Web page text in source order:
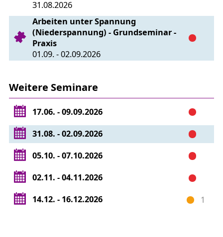
31.08.2026
Arbeiten unter Spannung
(Niederspannung) - Grundseminar -
Praxis
01.09. - 02.09.2026
Weitere Seminare
17.06. - 09.09.2026
31.08. - 02.09.2026
05.10. - 07.10.2026
02.11. - 04.11.2026
14.12. - 16.12.2026 1